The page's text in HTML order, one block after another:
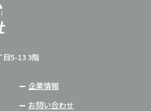
目5-13 3階
企業情報
お問い合わせ